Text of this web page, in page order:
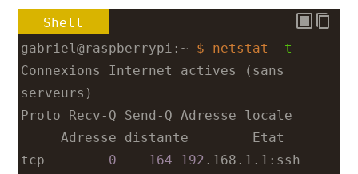
Shell
gabriel@raspberrypi:~ $ netstat
-t
Connexions Internet actives (sans
serveurs)
Proto Recv-Q Send-Q Adresse locale
tcp 0 164 192 .168.1.1:ssh